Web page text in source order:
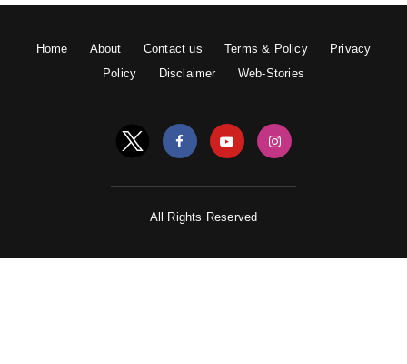
Home About Contact us Terms & Policy
Privacy
Policy
Disclaimer Web-Stories
All Rights Reserved